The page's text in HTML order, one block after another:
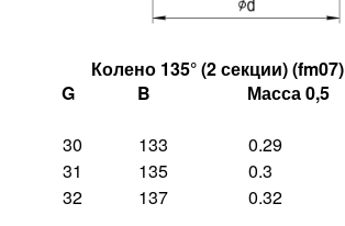
Колено 135° (2 секции) (fm07)
G B Масса 0,5
30 133 0.29
31 135 0.3
32 137 0.32